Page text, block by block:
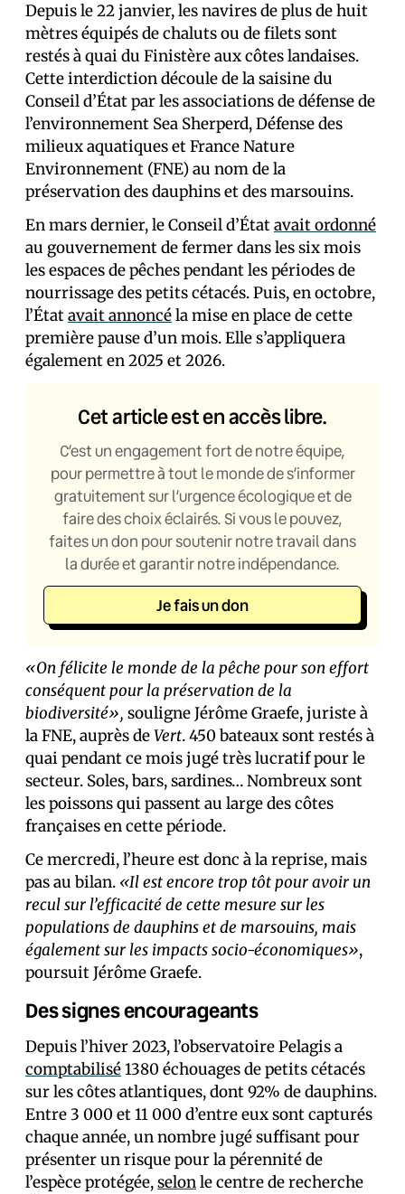
Depuis le 22 janvier, les navires de plus de huit
mètres équipés de chaluts ou de filets sont
restés à quai du Finistère aux côtes landaises.
Cette interdiction découle de la saisine du
Conseil d’État par les associations de défense de
l’environnement Sea Sherperd, Défense des
milieux aquatiques et France Nature
Environnement (FNE) au nom de la
préservation des dauphins et des marsouins.
En mars dernier, le Conseil d’Étatavait ordonné
au gouvernement de fermer dans les six mois
les espaces de pêches pendant les périodes de
nourrissage des petits cétacés. Puis, en octobre,
l’Étatavait annoncéla mise en place de cette
première pause d’un mois. Elle s’appliquera
également en 2025 et 2026.
Cet article est en accès libre.
C’est un engagement fort de notre équipe,
pour permettre à tout le monde de s’informer
gratuitement sur l’urgence écologique et de
faire des choix éclairés. Si vous le pouvez,
faites un don pour soutenir notre travail dans
la durée et garantir notre indépendance.
Je fais un don
«On félicite le monde de la pêche pour son effort
conséquent pour la préservation de la
biodiversité», souligne Jérôme Graefe, juriste à
la FNE, auprès deVert. 450 bateaux sont restés à
quai pendant ce mois jugé très lucratif pour le
secteur. Soles, bars, sardines… Nombreux sont
les poissons qui passent au large des côtes
françaises en cette période.
Ce mercredi, l’heure est donc à la reprise, mais
pas au bilan. «Il est encore trop tôt pour avoir un
recul sur l’efficacité de cette mesure sur les
populations de dauphins et de marsouins, mais
également sur les impacts socio-économiques»,
poursuit Jérôme Graefe.
Des signes encourageants
Depuis l’hiver 2023, l’observatoire Pelagis a
comptabilisé1380 échouages de petits cétacés
sur les côtes atlantiques, dont 92% de dauphins.
Entre 3 000 et 11 000 d’entre eux sont capturés
chaque année, un nombre jugé suffisant pour
présenter un risque pour la pérennité de
l’espèce protégée,selonle centre de recherche